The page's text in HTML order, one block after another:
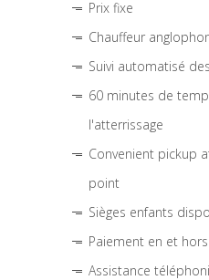
Prix fixe
Chauffeur
Suivi automatisé
60 minutes de
l'atterrissage
Convenient pickup
point
Sièges enfants
Paiement en et
Assistance